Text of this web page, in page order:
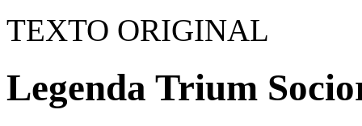
TEXTO ORIGINAL
Legenda Trium